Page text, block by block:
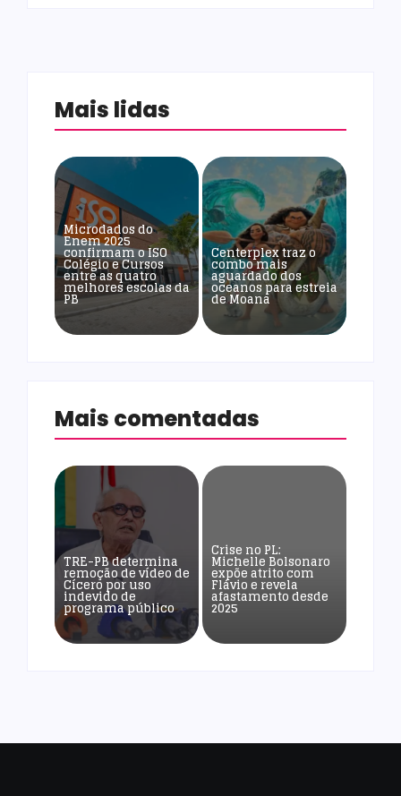
Mais lidas
Microdados do
Enem 2025
confirmam o ISO
Colégio e Cursos
entre as quatro
melhores escolas da
PB
Centerplex traz o
combo mais
aguardado dos
oceanos para estreia
de Moana
Mais comentadas
TRE-PB determina
remoção de vídeo de
Cícero por uso
indevido de
programa público
Crise no PL:
Michelle Bolsonaro
expõe atrito com
Flávio e revela
afastamento desde
2025